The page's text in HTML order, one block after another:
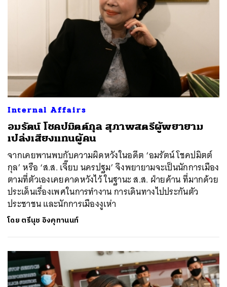
Internal Affairs
อมรัตน์ โชคปมิตต์กุล สุภาพสตรีผู้พยายาม
เปล่งเสียงแทนผู้คน
จากเคยพานพบกับความผิดหวังในอดีต ‘อมรัตน์ โชคปมิตต์
กุล’ หรือ ‘ส.ส. เจี๊ยบ นครปฐม’ จึงพยายามจะเป็นนักการเมือง
ตามที่ตัวเองเคยคาดหวังไว้ ในฐานะ ส.ส. ฝ่ายค้าน ที่มากด้วย
ประเด็นเรื่องเพศในการทำงาน การเดินทางไปประกันตัว
ประชาชน และนักการเมืองงูเห่า
โดย ตรีนุช อิงคุทานนท์